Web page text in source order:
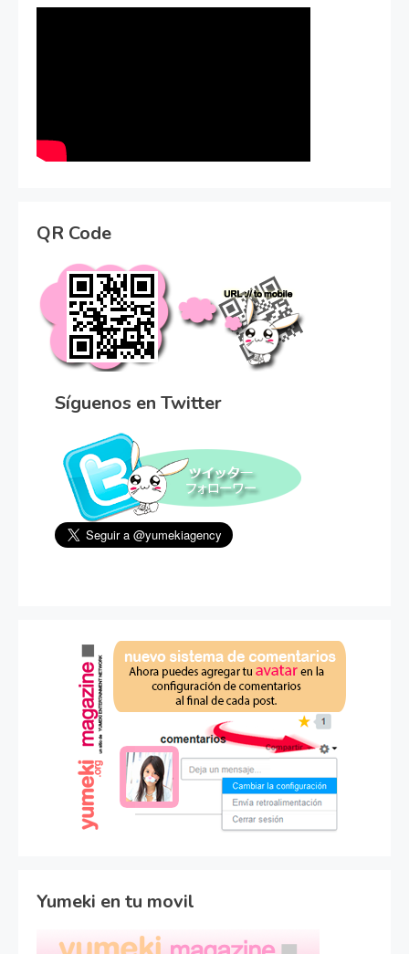
QR Code
Síguenos en Twitter
Yumeki en tu movil